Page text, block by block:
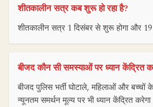
शीतकालीन सत्र कब शुरू हो रहा है?
शीतकालीन सत्र 1 दिसंबर से शुरू होगा और
बीजद कौन सी समस्याओं पर ध्यान केंद्रित
बीजद पुलिस भर्ती घोटाले, महिलाओं और
न्यूनतम समर्थन मूल्य पर भी ध्यान केंद्रित